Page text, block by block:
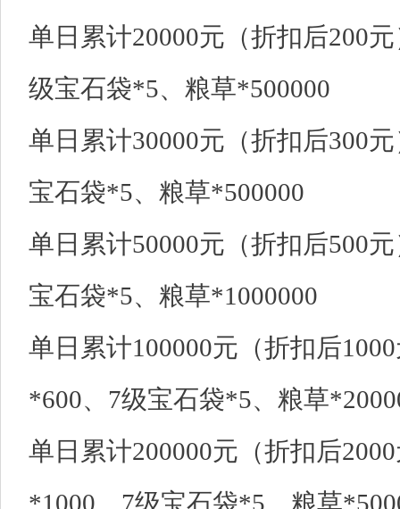
单日累计20000元（折扣后200
级宝石袋*5、粮草*500000
单日累计30000元（折扣后300
宝石袋*5、粮草*500000
单日累计50000元（折扣后500
宝石袋*5、粮草*1000000
单日累计100000元（折扣后
*600、7级宝石袋*5、粮草
单日累计200000元（折扣后
*1000、7级宝石袋*5、粮草